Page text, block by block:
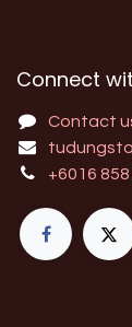
Connect
Contact
+6016